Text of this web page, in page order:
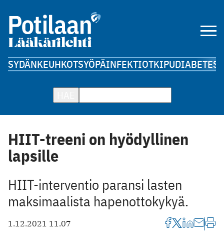
SYDÄNKEUHKOTSYÖPÄINFEKTIOTKIPUDIABETES
HIIT-treeni on hyödyllinen
lapsille
HIIT-interventio paransi lasten
maksimaalista hapenottokykyä.
1.12.2021 11.07